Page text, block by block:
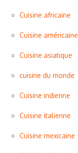
Cuisine africaine
Cuisine américaine
Cuisine asiatique
cuisine du monde
Cuisine indienne
Cuisine italienne
Cuisine mexicaine